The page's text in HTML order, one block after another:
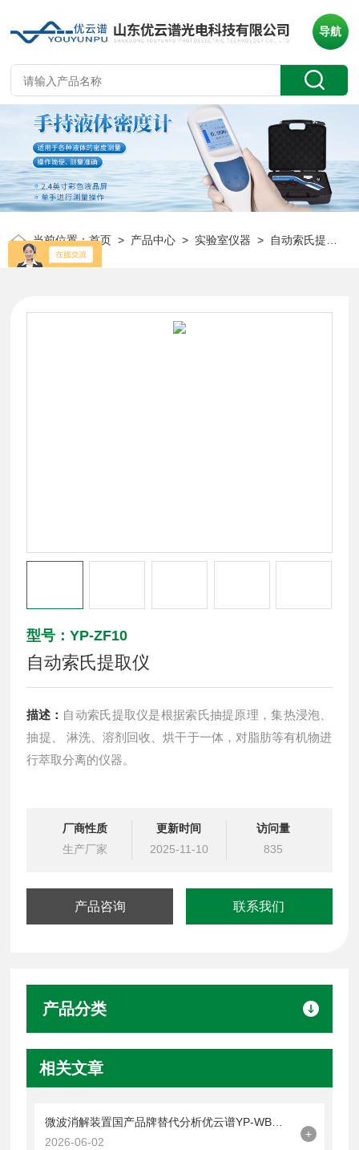
导航
当前位置：首页 > 产品中心 > 实验室仪器 > 自动索氏提取仪
型号：YP-ZF10
自动索氏提取仪
描述： 自动索氏提取仪是根据索氏抽提原理，集热浸泡、
抽提、 淋洗、溶剂回收、烘干于一体，对脂肪等有机物进
行萃取分离的仪器。
厂商性质
生产厂家
更新时间
2025-11-10
访问量
835
产品咨询 联系我们
产品分类
相关文章
微波消解装置国产品牌替代分析优云谱YP-WB系列的技术突破与选型价值
2026-06-02
+